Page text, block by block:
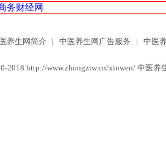
务财经网
养生网简介 | 中医养生网广告服务 | 中医
2018 http://www.zhongziw.cn/xinwen/ 中医